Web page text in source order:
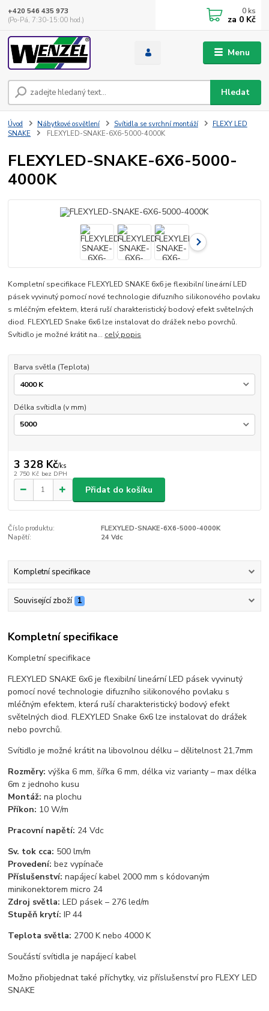
Menu
Hledat
+420 546 435 973
(Po-Pá, 7:30-15:00 hod.)
0 ks
za 0 Kč
Úvod Nábytkové osvětlení Svítidla se svrchní montáží
FLEXY LED
SNAKE
FLEXYLED-SNAKE-6X6-5000-4000K
FLEXYLED-SNAKE-6X6-5000-
4000K
Kompletní specifikace FLEXYLED SNAKE 6x6 je flexibilní lineární LED
pásek vyvinutý pomocí nové technologie difuzního silikonového povlaku
s mléčným efektem, která ruší charakteristický bodový efekt světelných
diod. FLEXYLED Snake 6x6 lze instalovat do drážek nebo povrchů.
Svítidlo je možné krátit na... celý popis
Barva světla (Teplota)
Délka svítidla (v mm)
3 328 Kč/ks
2 750 Kč bez DPH
Přidat do košíku
Číslo produktu:
FLEXYLED-SNAKE-6X6-5000-4000K
Napětí:
24 Vdc
Kompletní specifikace
Související zboží 1
Kompletní specifikace
Kompletní specifikace
FLEXYLED SNAKE 6x6 je flexibilní lineární LED pásek vyvinutý
pomocí nové technologie difuzního silikonového povlaku s
mléčným efektem, která ruší charakteristický bodový efekt
světelných diod. FLEXYLED Snake 6x6 lze instalovat do drážek
nebo povrchů.
Svítidlo je možné krátit na libovolnou délku – dělitelnost 21,7mm
Rozměry: výška 6 mm, šířka 6 mm, délka viz varianty – max délka
6m z jednoho kusu
Montáž:na plochu
Příkon: 10 W/m
Pracovní napětí: 24 Vdc
Sv. tok cca: 500 lm/m
Provedení:bez vypínače
Příslušenství:napájecí kabel 2000 mm s kódovaným
minikonektorem micro 24
Zdroj světla:LED pásek – 276 led/m
Stupěň krytí:IP 44
Teplota světla: 2700 K nebo 4000 K
Součástí svítidla je napájecí kabel
Možno přiobjednat také příchytky, viz příslušenství pro FLEXY LED
SNAKE